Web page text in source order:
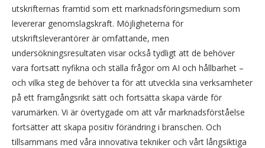
utskrifternas framtid som ett marknadsföringsmedium som
levererar genomslagskraft. Möjligheterna för
utskriftsleverantörer är omfattande, men
undersökningsresultaten visar också tydligt att de behöver
vara fortsatt nyfikna och ställa frågor om AI och hållbarhet –
och vilka steg de behöver ta för att utveckla sina verksamheter
på ett framgångsrikt sätt och fortsätta skapa värde för
varumärken. Vi är övertygade om att vår marknadsförståelse
fortsätter att skapa positiv förändring i branschen. Och
tillsammans med våra innovativa tekniker och vårt långsiktiga